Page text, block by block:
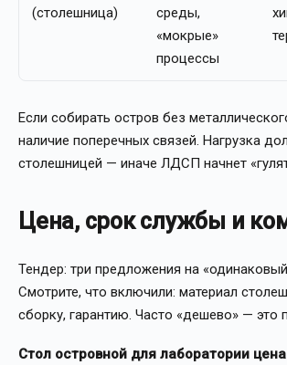
(столешница)
среды,
«мокрые»
процессы
Если собирать остров без
наличие поперечных связей. Нагрузка
столешницей — иначе ЛДСП начнет
Цена, срок службы и
Тендер: три предложения на
Смотрите, что включили: материал
сборку, гарантию. Часто «дешево» —
Стол островной для лаборатории